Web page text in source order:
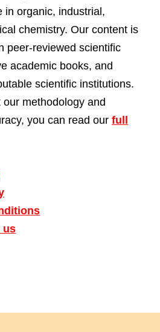
in organic, industrial,
chemistry. Our content is
peer-reviewed scientific
academic books, and
scientific institutions.
methodology and
you can read our full
us